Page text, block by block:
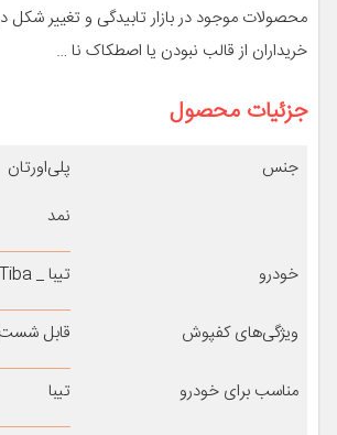
محصولات موجود در بازار تابیدگی و تغییر
خریداران از قالب نبودن یا اصطکاک نا …
جزئیات محصول
جنس
پلی‌اورتان
نمد
خودرو تیبا _ Tiba
ویژگی‌های کفپوش قابل
مناسب برای خودرو تیبا